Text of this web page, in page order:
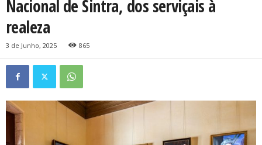
Nacional de Sintra, dos serviçais à
realeza
3 de Junho, 2025 865